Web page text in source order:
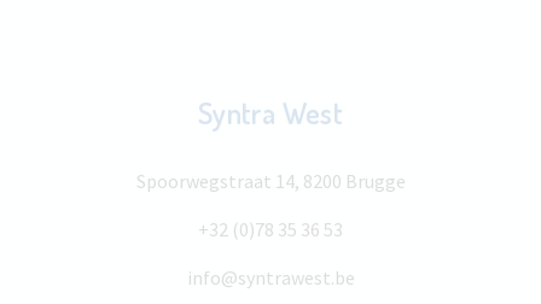
Syntra West
Spoorwegstraat 14, 8200 Brugge
+32 (0)78 35 36 53
info@syntrawest.be